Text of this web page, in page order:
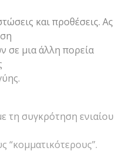
και προθέσεις. Ας
σε μια άλλη πορεία
τη συγκρότηση ενιαίου
“κομματικότερους”.